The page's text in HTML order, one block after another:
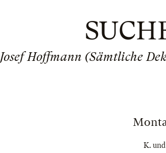
Josef Hoffmann (Sämtliche
K.